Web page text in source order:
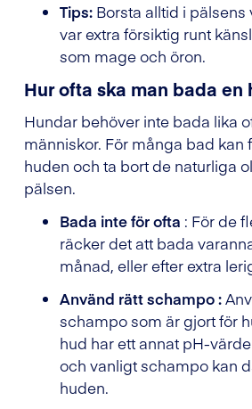
Tips: Borsta alltid i
var extra försiktig runt
som mage och öron.
Hur ofta ska man bada en
Hundar behöver inte bada lika
människor. För många bad kan
huden och ta bort de naturliga
pälsen.
Bada inte för ofta : För de
räcker det att bada
månad, eller efter extra
Använd rätt schampo :
schampo som är gjort för
hud har ett annat pH-
och vanligt schampo kan
huden.